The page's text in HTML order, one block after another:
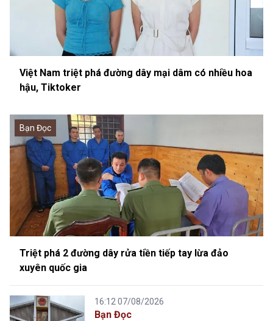
Việt Nam triệt phá đường dây mại dâm có nhiều hoa
hậu, Tiktoker
Bạn Đọc
Triệt phá 2 đường dây rửa tiền tiếp tay lừa đảo
xuyên quốc gia
16:12 07/08/2026
Bạn Đọc